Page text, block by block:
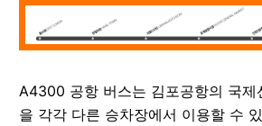
A4300 공항 버스는 김포공항의 국제
을 각각 다른 승차장에서 이용할 수